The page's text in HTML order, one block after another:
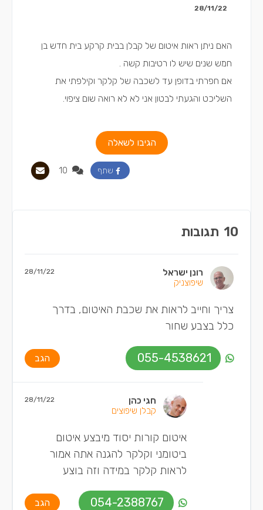
28/11/22
האם ניתן ראות איטום של קבלן בבית קרקע בית חדש בן
חמש שנים שיש לו רטיבות קשה .
אם חפרתי בדופן עד לשכבה של קלקר וקילפתי את
השליכט והגעתי לבטון אני לא לא רואה שום ציפוי.
הגיבו לשאלה
שתף
10 תגובות
רונן ישראל
שיפוצניק
28/11/22
צריך וחייב לראות את שכבת האיטום, בדרך
כלל בצבע שחור
055-4538621 הגב
חגי כהן
קבלן שיפוצים
28/11/22
איטום קורות יסוד מיבצע איטום
ביטומני וקלקר להגנה אתה אמור
לראות קלקר במידה וזה בוצע
054-2388767 הגב